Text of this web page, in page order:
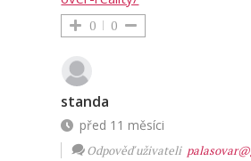
0 0
standa
před 11 měsíci
Odpověď uživateli